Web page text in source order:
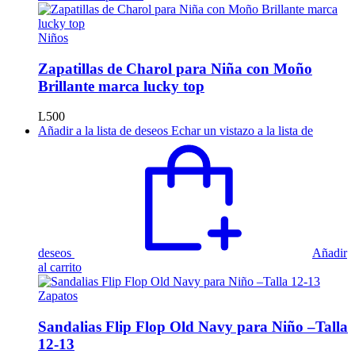
producto
Las
opciones
se
en
página
Niños
Zapatillas de Charol para Niña con Moño
Brillante marca lucky top
L500
Añadir a la lista de deseos Echar un vistazo a la lista de
deseos
Añadir
al carrito
Zapatos
Sandalias Flip Flop Old Navy para Niño –Talla
12-13